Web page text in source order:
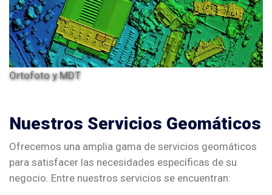
Ortofoto y MDT
Nuestros Servicios Geomáticos
Ofrecemos una amplia gama de servicios geomáticos
para satisfacer las necesidades específicas de su
negocio. Entre nuestros servicios se encuentran: